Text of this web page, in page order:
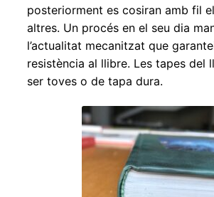
posteriorment es cosiran amb fil
altres. Un procés en el seu dia
l’actualitat mecanitzat que
resistència al llibre. Les tapes del
ser toves o de tapa dura.